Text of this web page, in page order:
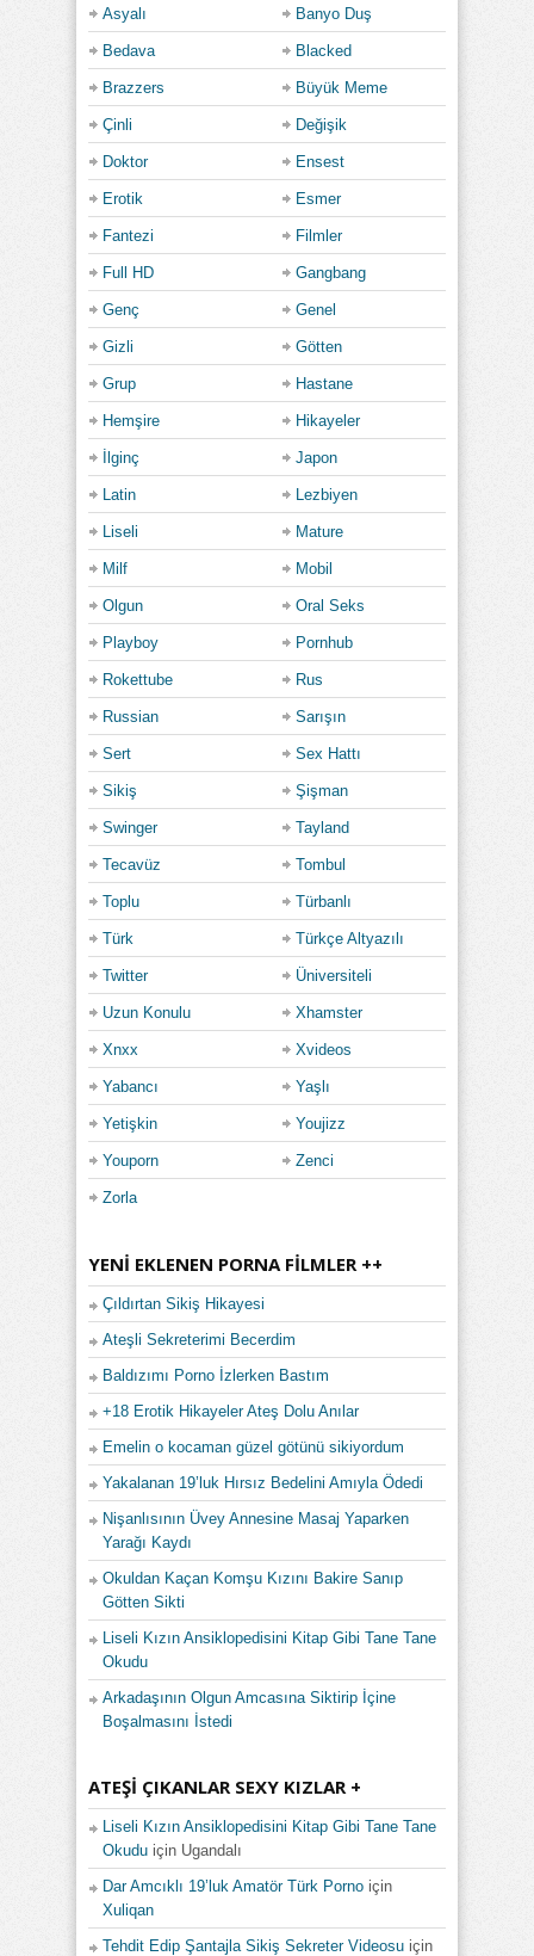
Asyalı Banyo Duş
Bedava Blacked
Brazzers Büyük Meme
Çinli Değişik
Doktor Ensest
Erotik Esmer
Fantezi Filmler
Full HD Gangbang
Genç Genel
Gizli Götten
Grup Hastane
Hemşire Hikayeler
İlginç Japon
Latin Lezbiyen
Liseli Mature
Milf Mobil
Olgun Oral Seks
Playboy Pornhub
Rokettube Rus
Russian Sarışın
Sert Sex Hattı
Sikiş Şişman
Swinger Tayland
Tecavüz Tombul
Toplu Türbanlı
Türk Türkçe Altyazılı
Twitter Üniversiteli
Uzun Konulu Xhamster
Xnxx Xvideos
Yabancı Yaşlı
Yetişkin Youjizz
Youporn Zenci
Zorla
YENI EKLENEN PORNA FILMLER ++
Çıldırtan Sikiş Hikayesi
Ateşli Sekreterimi Becerdim
Baldızımı Porno İzlerken Bastım
+18 Erotik Hikayeler Ateş Dolu Anılar
Emelin o kocaman güzel götünü sikiyordum
Yakalanan 19’luk Hırsız Bedelini Amıyla Ödedi
Nişanlısının Üvey Annesine Masaj Yaparken
Yarağı Kaydı
Okuldan Kaçan Komşu Kızını Bakire Sanıp
Götten Sikti
Liseli Kızın Ansiklopedisini Kitap Gibi Tane Tane
Okudu
Arkadaşının Olgun Amcasına Siktirip İçine
Boşalmasını İstedi
ATEŞI ÇIKANLAR SEXY KIZLAR +
Liseli Kızın Ansiklopedisini Kitap Gibi Tane Tane
Okudu için Ugandalı
Dar Amcıklı 19’luk Amatör Türk Porno için
Xuliqan
Tehdit Edip Şantajla Sikiş Sekreter Videosu için